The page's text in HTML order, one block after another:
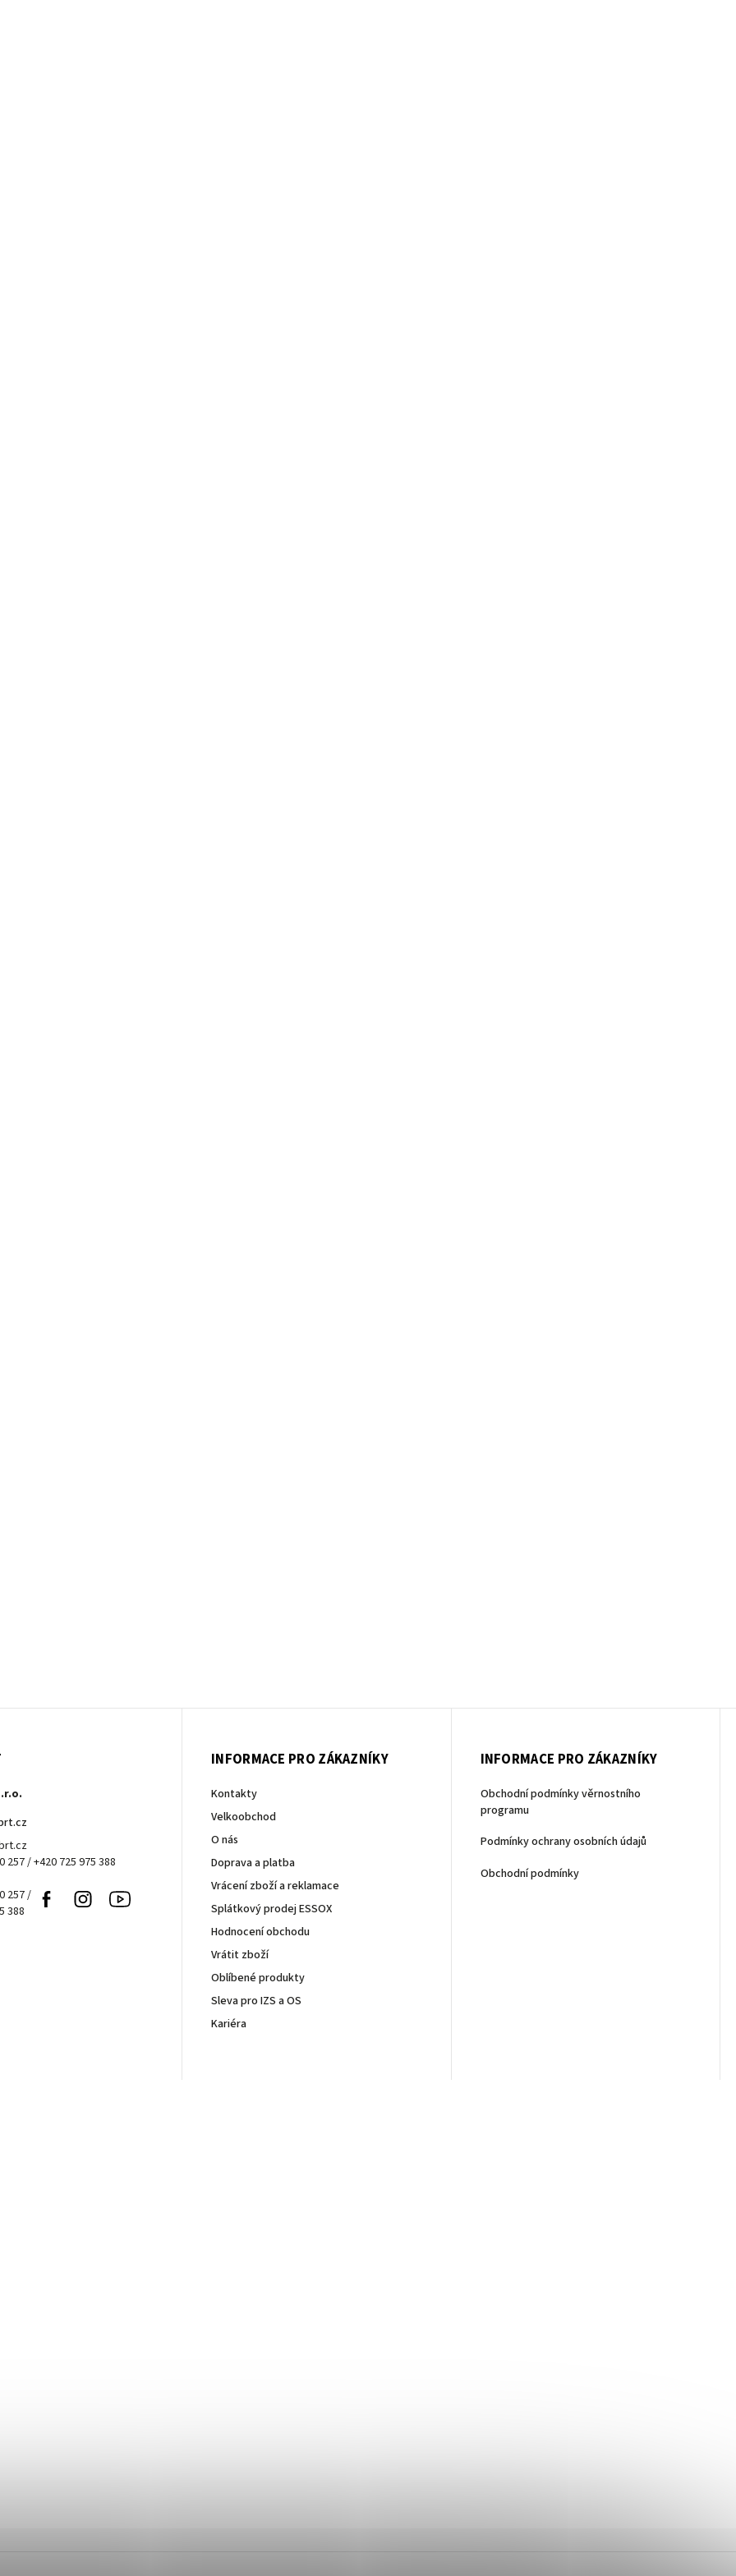
257 / +420 725 975 388
257 /
388
Facebook Instagram
INFORMACE PRO ZÁKAZNÍKY
Kontakty
Velkoobchod
O nás
Doprava a platba
Vrácení zboží a reklamace
Splátkový prodej ESSOX
Hodnocení obchodu
Vrátit zboží
Oblíbené produkty
Sleva pro IZS a OS
Kariéra
INFORMACE PRO ZÁKAZNÍKY
Obchodní podmínky věrnostního
programu
Podmínky ochrany osobních údajů
Obchodní podmínky